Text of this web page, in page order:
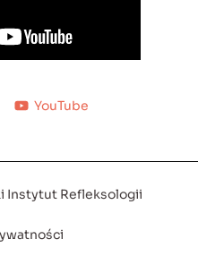
YouTube
Instytut Refleksologii